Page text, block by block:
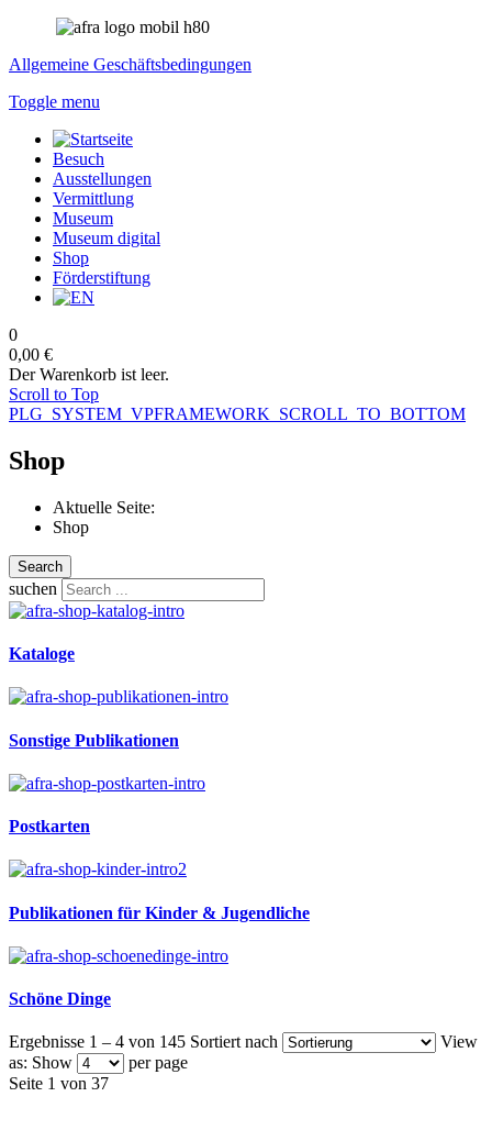
Allgemeine Geschäftsbedingungen
Toggle menu
Besuch
Ausstellungen
Vermittlung
Museum
Museum digital
Shop
Förderstiftung
0
0,00 €
Der Warenkorb ist leer.
Scroll to Top
PLG_SYSTEM_VPFRAMEWORK_SCROLL_TO_BOTTOM
Shop
Aktuelle Seite:
Shop
Search
suchen
Kataloge
Sonstige Publikationen
Postkarten
Publikationen für Kinder & Jugendliche
Schöne Dinge
Ergebnisse 1 – 4 von 145 Sortiert nach
View
as: Show
per page
Seite 1 von 37